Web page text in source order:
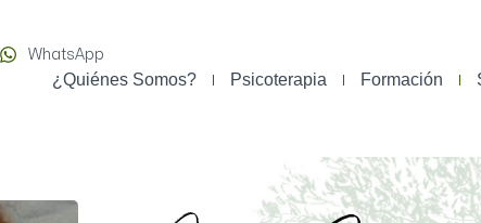
WhatsApp
¿Quiénes Somos? Psicoterapia Formación